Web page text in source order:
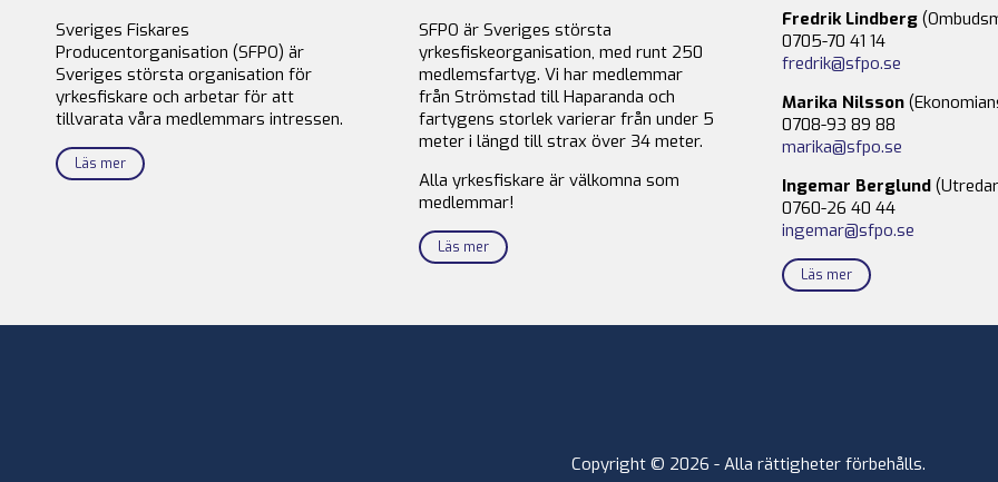
Sveriges Fiskares
Producentorganisation (SFPO) är
Sveriges största organisation för
yrkesfiskare och arbetar för att
tillvarata våra medlemmars intressen.
Läs mer
SFPO är Sveriges största
yrkesfiskeorganisation, med runt 250
medlemsfartyg. Vi har medlemmar
från Strömstad till Haparanda och
fartygens storlek varierar från under 5
meter i längd till strax över 34 meter.
Alla yrkesfiskare är välkomna som
medlemmar!
Läs mer
Fredrik Lindberg
0705-70 41 14
fredrik@sfpo.se
Marika Nilsson
0708-93 89 88
marika@sfpo.se
Ingemar Berglund
0760-26 40 44
ingemar@sfpo.se
Läs mer
Copyright © 2026 - Alla rättigheter förbehålls.